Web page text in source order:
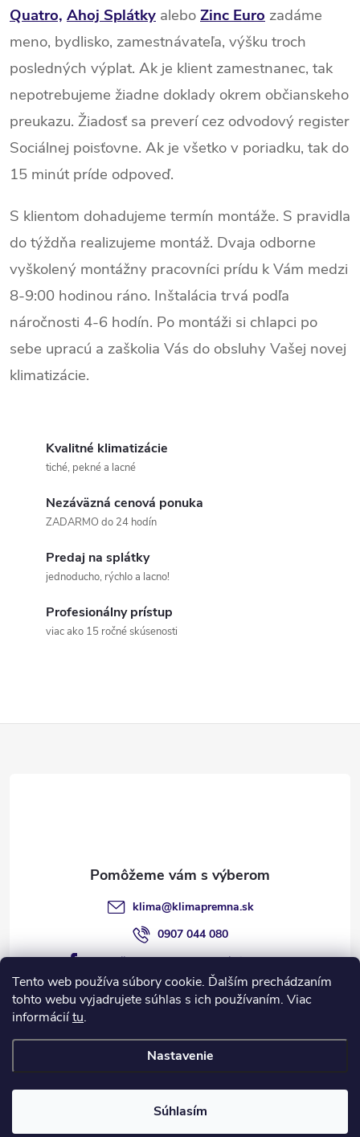
Tento web používa súbory cookie. Ďalším prechádzaním
tohto webu vyjadrujete súhlas s ich používaním. Viac
informáciítu.
Nastavenie
Súhlasím
r
v
k
y
v
p
i
s
u
Quatro, Ahoj Splátky aleboZinc Euro zadáme
meno, bydlisko, zamestnávateľa, výšku troch
posledných výplat. Ak je klient zamestnanec, tak
nepotrebujeme žiadne doklady okrem občianskeho
preukazu. Žiadosť sa preverí cez odvodový register
Sociálnej poisťovne. Ak je všetko v poriadku, tak do
15 minút príde odpoveď.
S klientom dohadujeme termín montáže. S pravidla
do týždňa realizujeme montáž. Dvaja odborne
vyškolený montážny pracovníci prídu k Vám medzi
8-9:00 hodinou ráno. Inštalácia trvá podľa
náročnosti 4-6 hodín. Po montáži si chlapci po
sebe upracú a zaškolia Vás do obsluhy Vašej novej
klimatizácie.
Kvalitné klimatizácie
tiché, pekné a lacné
Nezáväzná cenová ponuka
ZADARMO do 24 hodín
Predaj na splátky
jednoducho, rýchlo a lacno!
Profesionálny prístup
viac ako 15 ročné skúsenosti
i
e
klima@klimapremna.sk
0907 044 080
https://www.facebook.com/klimapremna
Copyright 2026Klíma pre mňa 1 s.r.o.. Všetky práva vyhradené.